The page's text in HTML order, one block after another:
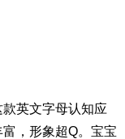
英文字母认知应
，形象超Q。宝宝